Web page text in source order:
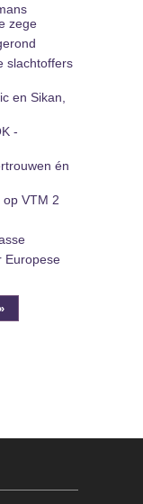
zege
slachtoffers
en Sikan,
-
én
VTM 2
Europese